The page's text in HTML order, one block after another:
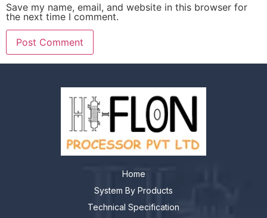
Save my name, email, and website in this browser for
the next time I comment.
Home
System By Products
Technical Specification